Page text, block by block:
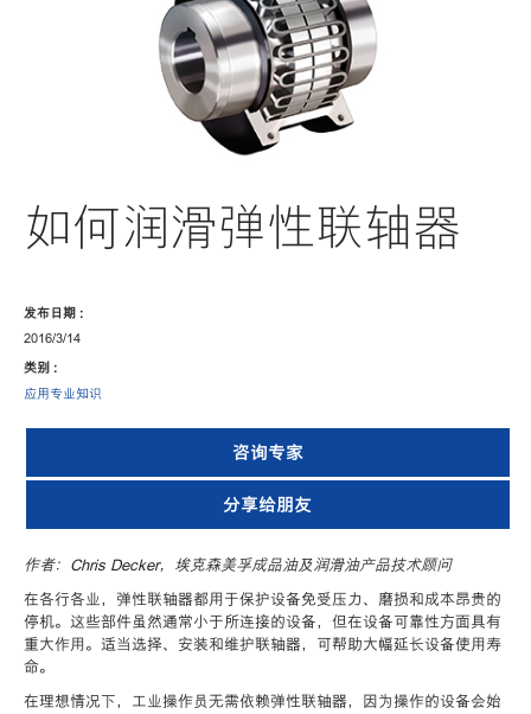
如何润滑弹性联轴器
发布日期 :
2016/3/14
类别 :
应用专业知识
咨询专家
分享给朋友
作者：Chris Decker，埃克森美孚成品油及润滑油产品技术顾问
在各行各业，弹性联轴器都用于保护设备免受压力、磨损和成本昂贵的
停机。这些部件虽然通常小于所连接的设备，但在设备可靠性方面具有
重大作用。适当选择、安装和维护联轴器，可帮助大幅延长设备使用寿
命。
在理想情况下，工业操作员无需依赖弹性联轴器，因为操作的设备会始